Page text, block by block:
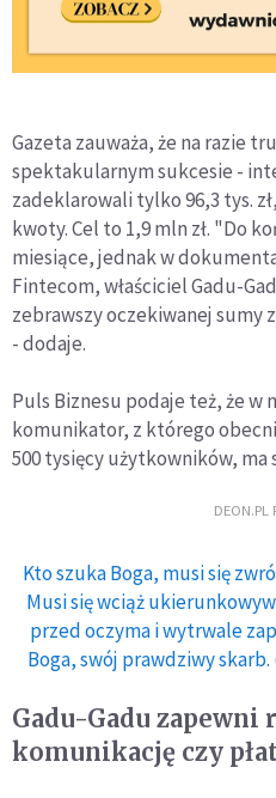
Gazeta zauważa, że na razie
spektakularnym sukcesie -
zadeklarowali tylko 96,3 tys.
kwoty. Cel to 1,9 mln zł. "Do
miesiące, jednak w
Fintecom, właściciel Gadu-
zebrawszy oczekiwanej
- dodaje.
Puls Biznesu podaje też, że w
komunikator, z którego
500 tysięcy użytkowników, ma
DEON.PL
Kto szuka Boga, musi się
Musi się wciąż
przed oczyma i wytrwale
Boga, swój prawdziwy skarb.
Gadu-Gadu zapewni
komunikację czy